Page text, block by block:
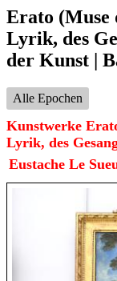
Erato (Muse
Lyrik, des
der Kunst |
Alle Epochen
Kunstwerke
Lyrik, des
Eustache Le